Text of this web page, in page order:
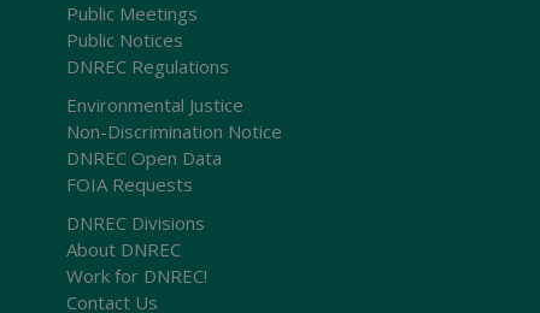
Public Meetings
Public Notices
DNREC Regulations
Environmental Justice
Non-Discrimination Notice
DNREC Open Data
FOIA Requests
DNREC Divisions
About DNREC
Work for DNREC!
Contact Us